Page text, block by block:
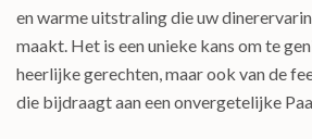
en warme uitstraling die uw
maakt. Het is een unieke kans om te
heerlijke gerechten, maar ook van de
die bijdraagt aan een onvergetelijke